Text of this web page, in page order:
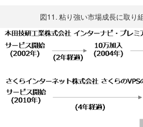
図11. 粘り強い市場成長に取り